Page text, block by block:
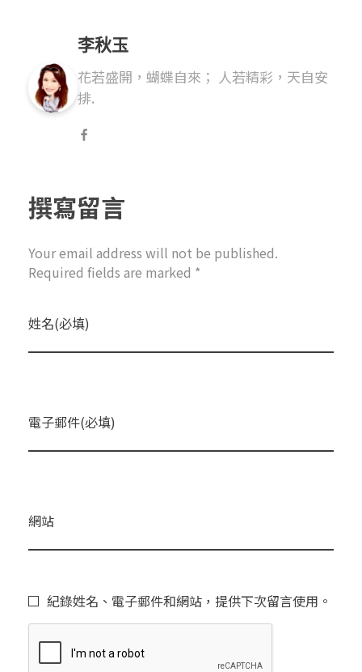
李秋玉
花若盛開，蝴蝶自來； 人若精彩，天自安
排.
撰寫留言
Your email address will not be published.
Required fields are marked *
姓名(必填)
電子郵件(必填)
網站
紀錄姓名、電子郵件和網站，提供下次留言使用。